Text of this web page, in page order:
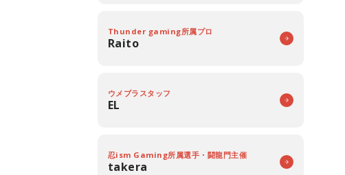
Thunder gaming所属プロ
Raito
ウメブラスタッフ
EL
忍ism Gaming所属選手・闘龍門主催
takera